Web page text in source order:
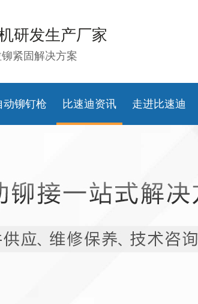
研发生产厂家
紧固解决方案
动铆钉枪 比速迪资讯 走进比速迪